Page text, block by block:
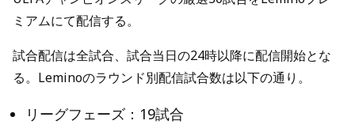
ミアムにて配信する。
試合配信は全試合、試合当日の24時以降に配信開始とな
る。Leminoのラウンド別配信試合数は以下の通り。
リーグフェーズ：19試合